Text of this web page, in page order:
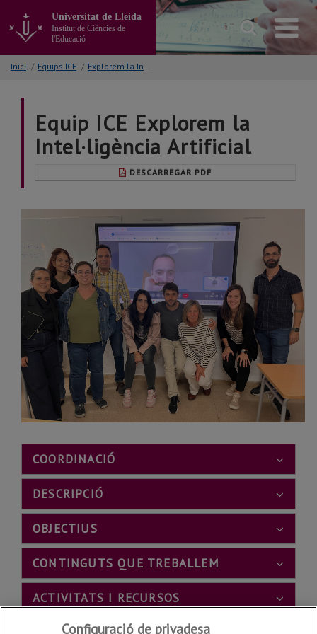
contingut
Universitat de Lleida
Institut de Ciències de
l'Educació
Inici / Equips ICE / Explorem la Intel·ligència Artificial (EIA)
Equip ICE Explorem la
Intel·ligència Artificial
DESCARREGAR PDF
COORDINACIÓ
DESCRIPCIÓ
OBJECTIUS
CONTINGUTS QUE TREBALLEM
ACTIVITATS I RECURSOS
Configuració de privadesa